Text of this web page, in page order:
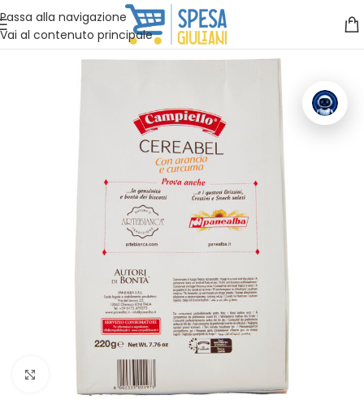
Passa alla navigazione
Vai al contenuto principale
Vuoi assistenza?Clicca qui e ti richiamiamo noi
Clicca per ingrandire